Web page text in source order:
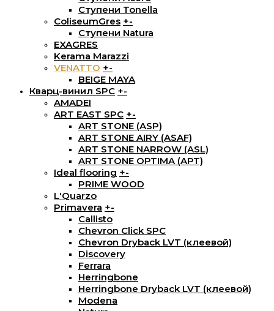
Ступени Tonella
ColiseumGres +-
Ступени Natura
EXAGRES
Kerama Marazzi
VENATTO +-
BEIGE MAYA
Кварц-винил SPC +-
AMADEI
ART EAST SPC +-
ART STONE (ASP)
ART STONE AIRY (ASAF)
ART STONE NARROW (ASL)
ART STONE OPTIMA (APT)
Ideal flooring +-
PRIME WOOD
L'Quarzo
Primavera +-
Callisto
Chevron Click SPC
Chevron Dryback LVT (клеевой)
Discovery
Ferrara
Herringbone
Herringbone Dryback LVT (клеевой)
Modena